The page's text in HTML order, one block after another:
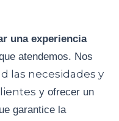
una experiencia
atendemos. Nos
las necesidades y
y ofrecer un
garantice la